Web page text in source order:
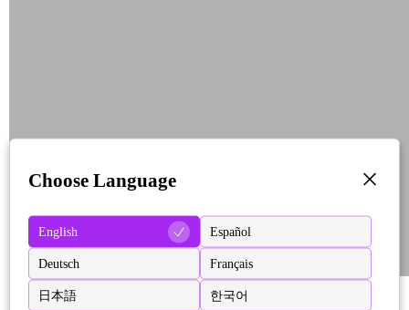
Choose Language
English Español
Deutsch Français
日本語 한국어